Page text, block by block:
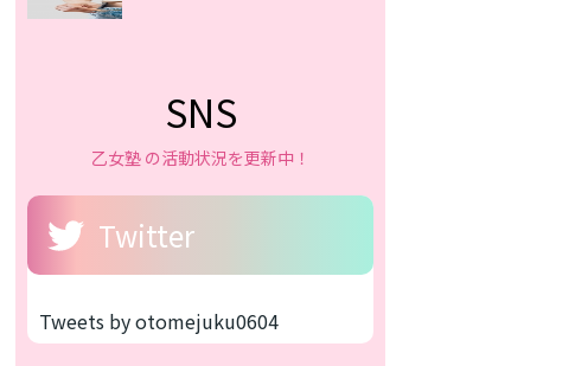
SNS
乙女塾 の活動状況を更新中！
Twitter
Tweets by otomejuku0604